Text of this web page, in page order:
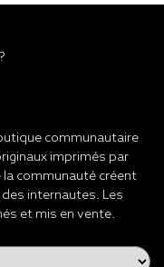
communautaire
imprimés par
la communauté créent
internautes. Les
et mis en vente.